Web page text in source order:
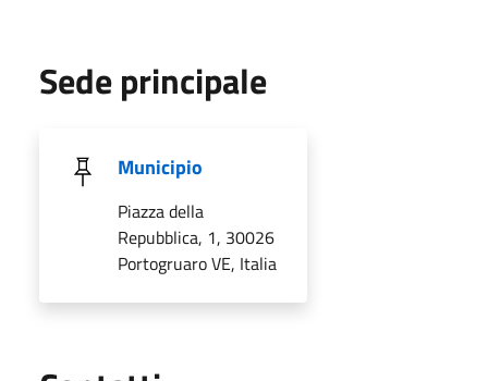
Sede principale
Municipio
Piazza della
Repubblica, 1, 30026
Portogruaro VE, Italia